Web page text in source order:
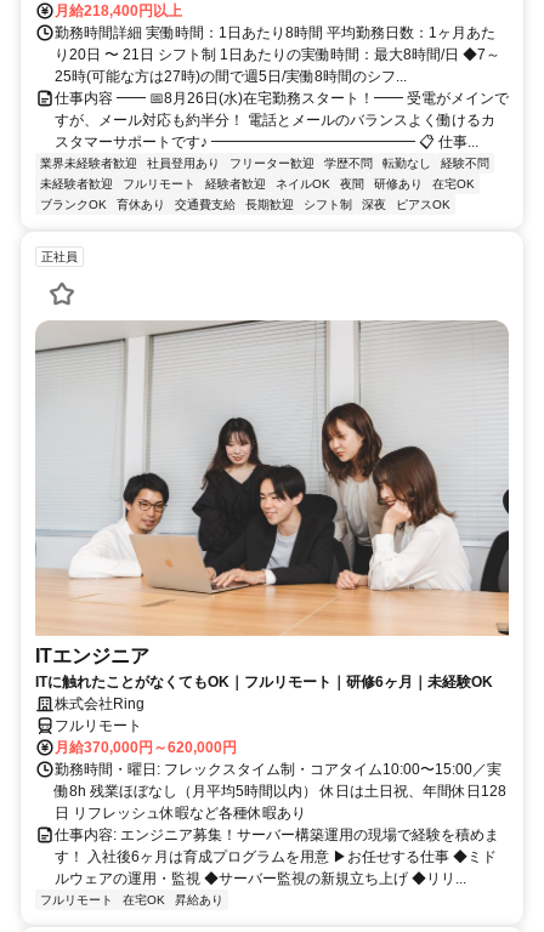
月給218,400円以上
勤務時間詳細 実働時間：1日あたり8時間 平均勤務日数：1ヶ月あた
り20日 〜 21日 シフト制 1日あたりの実働時間：最大8時間/日 ◆7～
25時(可能な方は27時)の間で週5日/実働8時間のシフ...
仕事内容 ━━ 📅8月26日(水)在宅勤務スタート！━━ 受電がメインで
すが、メール対応も約半分！ 電話とメールのバランスよく働けるカ
スタマーサポートです♪ ━━━━━━━━━━━━━━ 📋 仕事...
業界未経験者歓迎 社員登用あり フリーター歓迎 学歴不問 転勤なし
経験不問
未経験者歓迎
フルリモート 経験者歓迎 ネイルOK 夜間 研修あり
在宅OK
ブランクOK
育休あり 交通費支給 長期歓迎 シフト制 深夜 ピアスOK
正社員
ITエンジニア
ITに触れたことがなくてもOK｜フルリモート｜研修6ヶ月｜未経験OK
株式会社Ring
フルリモート
月給370,000円～620,000円
勤務時間・曜日: フレックスタイム制・コアタイム10:00〜15:00／実
働8h 残業ほぼなし（月平均5時間以内） 休日は土日祝、年間休日128
日 リフレッシュ休暇など各種休暇あり
仕事内容: エンジニア募集！サーバー構築運用の現場で経験を積めま
す！ 入社後6ヶ月は育成プログラムを用意 ▶お任せする仕事 ◆ミド
ルウェアの運用・監視 ◆サーバー監視の新規立ち上げ ◆リリ...
フルリモート 在宅OK 昇給あり